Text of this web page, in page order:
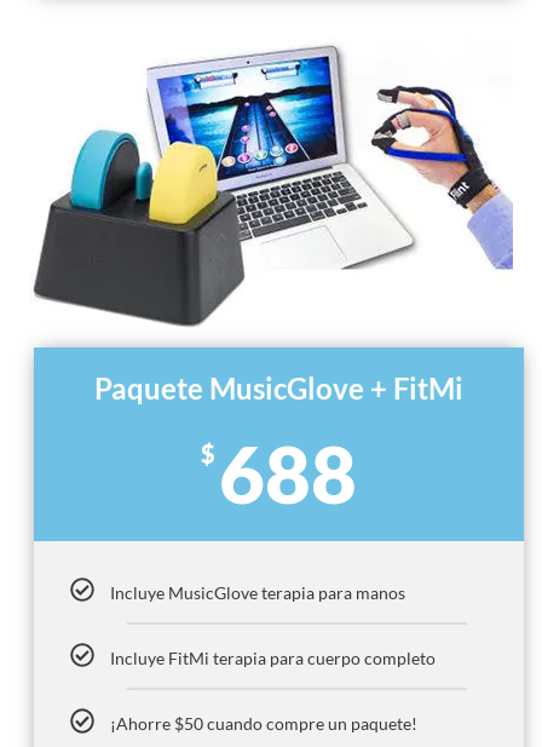
Paquete MusicGlove + FitMi
$ 688
Incluye MusicGlove terapia para manos
Incluye FitMi terapia para cuerpo completo
¡Ahorre $50 cuando compre un paquete!